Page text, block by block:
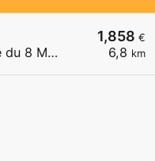
1,858 €
6,8 km
VOIE E8 LES SAULES - Avenue du 8 Mai 1945